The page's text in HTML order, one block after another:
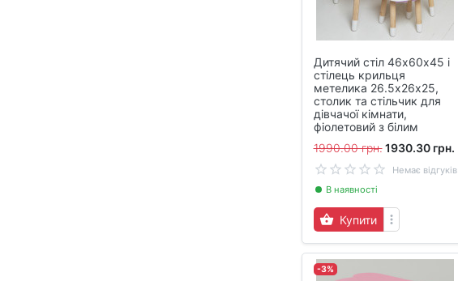
Дитячий стіл 46х60х45 і
стілець крильця
метелика 26.5х26х25,
столик та стільчик для
дівчачої кімнати,
фіолетовий з білим
1990.00 грн. 1930.30 грн.
Немає відгуків
В наявності
Купити
-3%